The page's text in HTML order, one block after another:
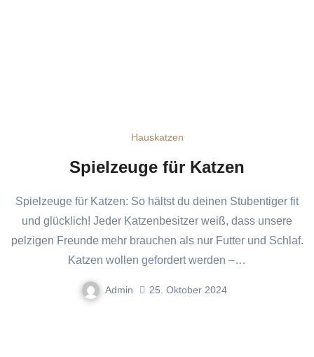
Hauskatzen
Spielzeuge für Katzen
Spielzeuge für Katzen: So hältst du deinen Stubentiger fit
und glücklich! Jeder Katzenbesitzer weiß, dass unsere
pelzigen Freunde mehr brauchen als nur Futter und Schlaf.
Katzen wollen gefordert werden –…
Admin 25. Oktober 2024